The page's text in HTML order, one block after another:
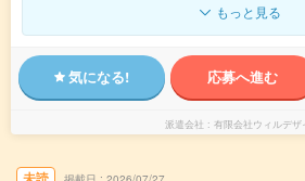
もっと見る
気になる! 応募へ進む
派遣会社 有限会社ウィルデザ